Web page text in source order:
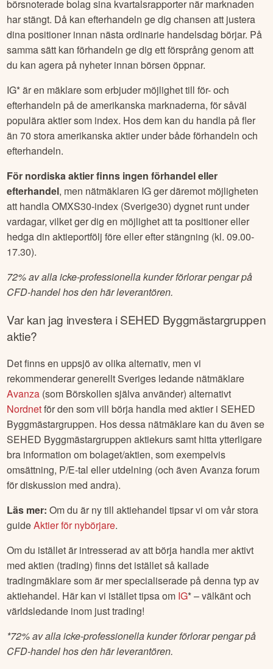
börsnoterade bolag sina kvartalsrapporter när marknaden
har stängt. Då kan efterhandeln ge dig chansen att justera
dina positioner innan nästa ordinarie handelsdag börjar. På
samma sätt kan förhandeln ge dig ett försprång genom att
du kan agera på nyheter innan börsen öppnar.
IG* är en mäklare som erbjuder möjlighet till för- och
efterhandeln på de amerikanska marknaderna, för såväl
populära aktier som index. Hos dem kan du handla på fler
än 70 stora amerikanska aktier under både förhandeln och
efterhandeln.
För nordiska aktier finns ingen förhandel eller
efterhandel, men nätmäklaren IG ger däremot möjligheten
att handla OMXS30-index (Sverige30) dygnet runt under
vardagar, vilket ger dig en möjlighet att ta positioner eller
hedga din aktieportfölj före eller efter stängning (kl. 09.00-
17.30).
72% av alla icke-professionella kunder förlorar pengar på
CFD-handel hos den här leverantören.
Var kan jag investera iSEHED Byggmästargruppen
aktie?
Det finns en uppsjö av olika alternativ, men vi
rekommenderar generellt Sveriges ledande nätmäklare
Avanza (som Börskollen själva använder) alternativt
Nordnetför den som vill börja handla med aktier iSEHED
Byggmästargruppen. Hos dessa nätmäklare kan du även se
SEHED Byggmästargruppen aktiekurs samt hitta ytterligare
bra information om bolaget/aktien, som exempelvis
omsättning, P/E-tal eller utdelning (och även Avanza forum
för diskussion med andra).
Läs mer: Om du är ny till aktiehandel tipsar vi om vår stora
guideAktier för nybörjare.
Om du istället är intresserad av att börja handla mer aktivt
med aktien (trading) finns det istället så kallade
tradingmäklare som är mer specialiserade på denna typ av
aktiehandel. Här kan vi istället tipsa om IG* – välkänt och
världsledande inom just trading!
*72% av alla icke-professionella kunder förlorar pengar på
CFD-handel hos den här leverantören.